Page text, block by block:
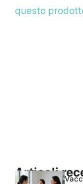
questo
Articoli